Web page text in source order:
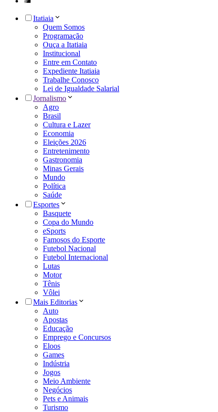
Itatiaia
Quem Somos
Programação
Ouça a Itatiaia
Institucional
Entre em Contato
Expediente Itatiaia
Trabalhe Conosco
Lei de Igualdade Salarial
Jornalismo
Agro
Brasil
Cultura e Lazer
Economia
Eleições 2026
Entretenimento
Gastronomia
Minas Gerais
Mundo
Política
Saúde
Esportes
Basquete
Copa do Mundo
eSports
Famosos do Esporte
Futebol Nacional
Futebol Internacional
Lutas
Motor
Tênis
Vôlei
Mais Editorias
Auto
Apostas
Educação
Emprego e Concursos
Eloos
Games
Indústria
Jogos
Meio Ambiente
Negócios
Pets e Animais
Turismo